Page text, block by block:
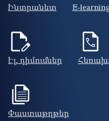
Ինտրանետ E-
Էլ. դիմումներ
Փաստաթղթեր